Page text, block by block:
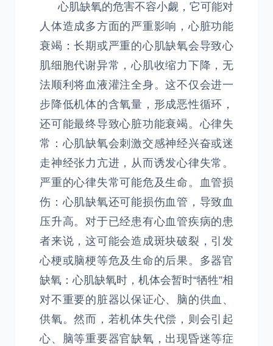
心肌缺氧的危害不容小觑，它可能对
人体造成多方面的严重影响，心脏功能
衰竭：长期或严重的心肌缺氧会导致心
肌细胞代谢异常，心肌收缩力下降，无
法顺利将血液灌注全身。这不仅会进一
步降低机体的含氧量，形成恶性循环，
还可能最终导致心脏功能衰竭。心律失
常：心肌缺氧会刺激交感神经兴奋或迷
走神经张力亢进，从而诱发心律失常。
严重的心律失常可能危及生命。血管损
伤：心肌缺氧还可能损伤血管，导致血
压升高。对于已经患有心血管疾病的患
者来说，这可能会造成斑块破裂，引发
心梗或脑梗等危及生命的后果。多器官
缺氧：心肌缺氧时，机体会暂时“牺牲”相
对不重要的脏器以保证心、脑的供血、
供氧。然而，若机体失代偿，则会引起
心、脑等重要器官缺氧，出现昏迷等症